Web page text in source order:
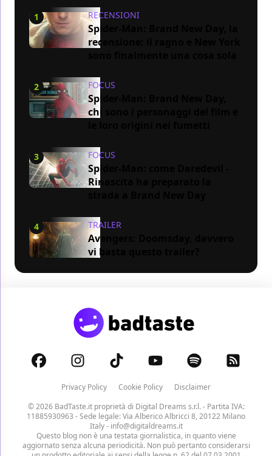
1 RECENSIONI
Spider-Man: Brand New Day, la
recensione: il ragno e New York
2 FOCUS
Spider-Man: Brand New Day,
chi sono i personaggi del film e
3 FOCUS
Spider-Man: come Daredevil -
Rinascita ha preparato la
4 TRAILER
Avengers: Doomsday, davvero
vi basta questo trailer?
Privacy Policy Cookie Policy
Disclaimer
© 2026 BadTaste.it proprietà di Digital Dreams s.r.l.- Partita IVA:
11885930963 - Sede legale: Via Alberico Albricci 8, 20122 Milano
Italy - info@digitaldreams.it
Questo blog non è una testata giornalistica, in quanto viene
aggiornato senza alcuna periodicità. Non può pertanto considerarsi